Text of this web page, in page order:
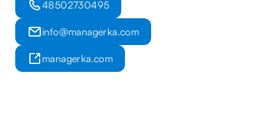
48502730495
info@managerka.com
managerka.com